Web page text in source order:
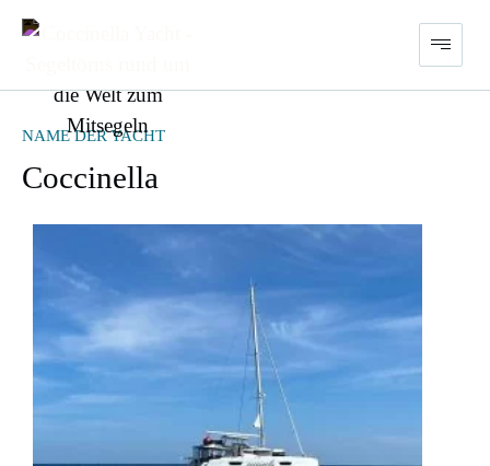
NAME DER YACHT
Coccinella